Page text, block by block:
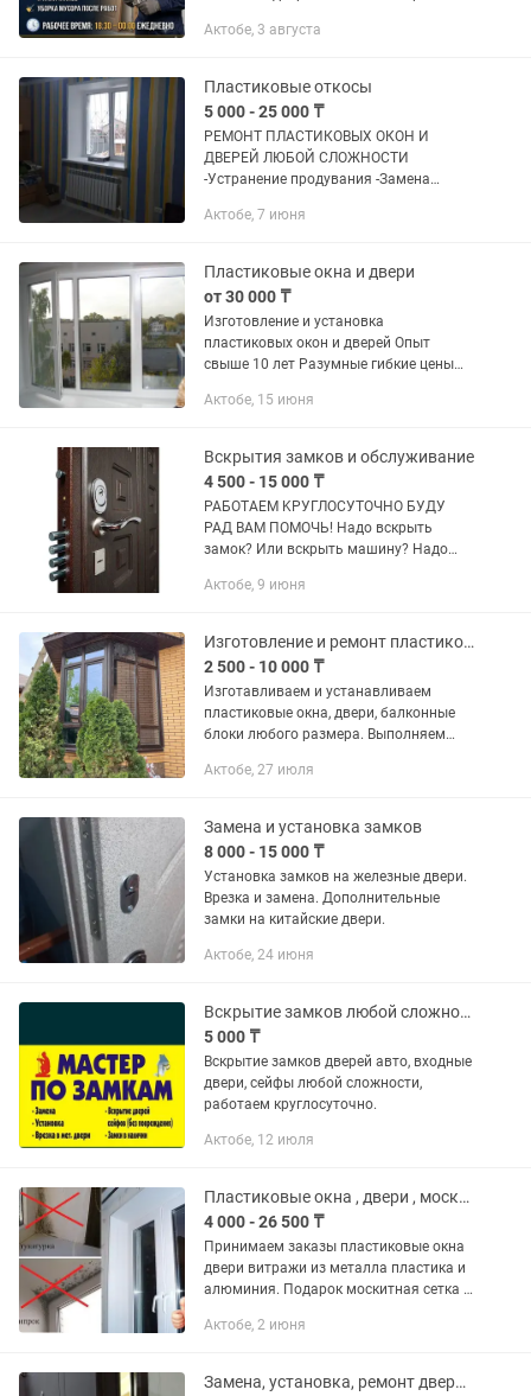
проема. Точное выставление коробки
Актобе, 3 августа
Пластиковые откосы
5 000 - 25 000 ₸
РЕМОНТ ПЛАСТИКОВЫХ ОКОН И
ДВЕРЕЙ ЛЮБОЙ СЛОЖНОСТИ
-Устранение продувания -Замена
-Замена стеклопакетов -Подоконники,
-Замер и...
Актобе, 7 июня
Пластиковые окна и двери
от 30 000 ₸
Изготовление и установка
пластиковых окон и дверей Опыт
свыше 10 лет Разумные гибкие цены
сетки в подарок Звоните
Актобе, 15 июня
Вскрытия замков и обслуживание
4 500 - 15 000 ₸
РАБOTAEM KРУГЛОСУTOЧНО БУДУ
РАД ВАМ ПОМОЧЬ! Надо вскрыть
замок? Или вскрыть машину? Надо
Аккуратно! Без повреждения двери!
вскрытию...
Актобе, 9 июня
Изготовление и ремонт пластиковых окон, балкон и лоджии
2 500 - 10 000 ₸
Изготавливаем и устанавливаем
пластиковые окна, двери, балконные
блоки любого размера. Выполняем
балконов и лоджий под ключ. Также
Актобе, 27 июля
Замена и установка замков
8 000 - 15 000 ₸
Установка замков на железные двери.
Врезка и замена. Дополнительные
замки на китайские двери.
Актобе, 24 июня
Вскрытие замков любой сложности авто, сейфы, входных дверей, гаражи.
5 000 ₸
Вскрытие замков дверей авто, входные
двери, сейфы любой сложности,
работаем круглосуточно.
Актобе, 12 июля
Пластиковые окна , двери , москитная сетка , откосы
4 000 - 26 500 ₸
Принимаем заказы пластиковые окна
двери витражи из металла пластика и
алюминия. Подарок москитная сетка и
Замер доставка и установка
Актобе, 2 июня
Замена, установка, ремонт дверных замков